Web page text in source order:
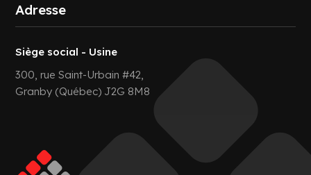
Adresse
Siège social - Usine
300, rue Saint-Urbain #42,
Granby (Québec) J2G 8M8